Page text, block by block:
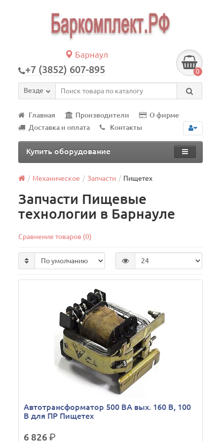
Барнаул
+7 (3852) 607-895 0
Везде
Главная Производители
О фирме
Доставка и оплата
Контакты
Купить оборудование
Механическое Запчасти Пищетех
Запчасти Пищевые
технологии в Барнауле
Сравнение товаров (0)
Автотрансформатор 500 ВА вых. 160 В, 100
В для ПР Пищетех
6 826р.